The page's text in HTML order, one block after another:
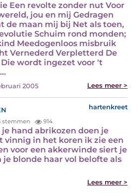
Een revolte zonder nut Voor
jou en mij Gedragen
de maan mij bij Net als toen,
Schuim rond monden;
Meedogenloos misbruik
Vernederd Verpletterd De
wordt ingezet voor 't
2005 Lees meer >
hartenkreet
stemmen 914
hand abrikozen doen je
vinnig in het koren ik zie een
voor een akkerwinde siert je
blonde haar vol belofte als
Lees meer >